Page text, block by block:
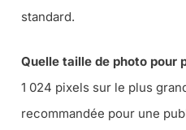
standard.
Quelle taille de photo pour
1 024 pixels sur le plus
recommandée pour une